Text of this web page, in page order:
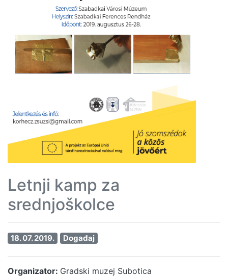
Letnji kamp za
srednjoškolce
18. 07. 2019. Događaj
Organizator: Gradski muzej Subotica